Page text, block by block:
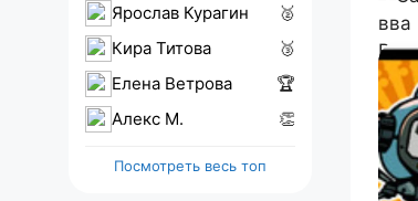
Ярослав Курагин
🥈
Кира Титова
🥉
Елена Ветрова
🏆
Алекс M.
👏
Посмотреть весь топ